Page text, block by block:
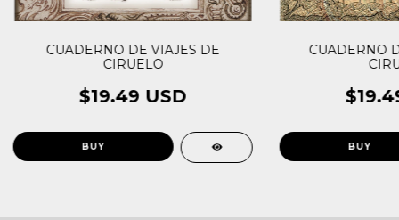
CUADERNO DE VIAJES DE
CIRUELO
$19.49 USD
CUADERNO